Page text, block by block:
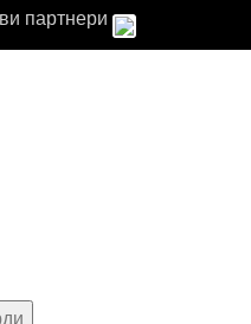
партнери